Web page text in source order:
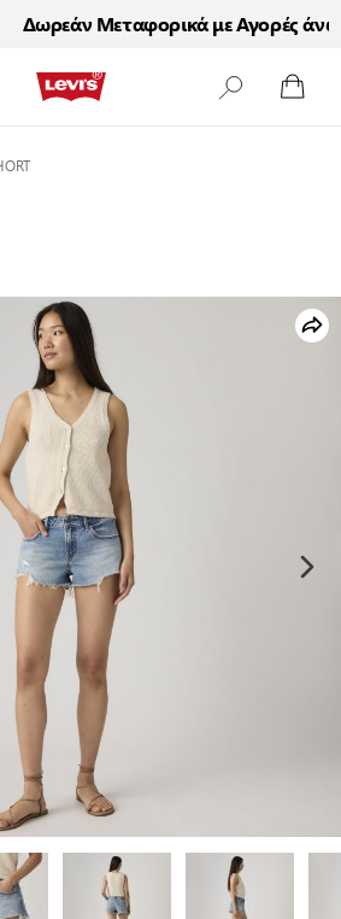
Δωρεάν Μεταφορικά με Αγορές άνω